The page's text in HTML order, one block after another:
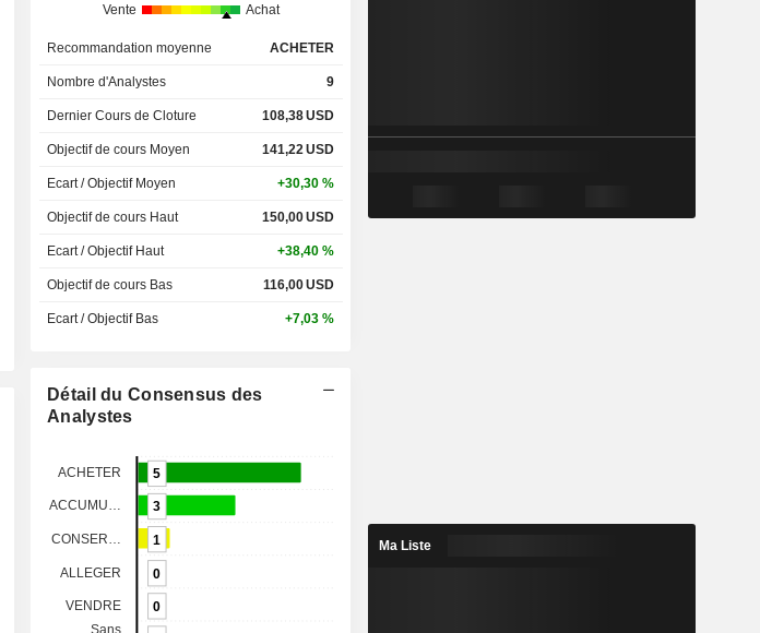
Vente Achat
Recommandation moyenne ACHETER
Nombre d'Analystes 9
Dernier Cours de Cloture 108,38USD
Objectif de cours Moyen 141,22USD
Ecart / Objectif Moyen +30,30 %
Objectif de cours Haut 150,00USD
Ecart / Objectif Haut +38,40 %
Objectif de cours Bas 116,00USD
Ecart / Objectif Bas +7,03 %
Détail du Consensus des
Analystes
Ma Liste